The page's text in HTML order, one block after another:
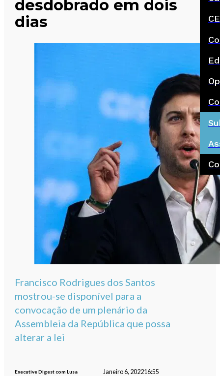
desdobrado em dois
dias
Francisco Rodrigues dos Santos
mostrou-se disponível para a
convocação de um plenário da
Assembleia da República que possa
alterar a lei
Executive Digest com Lusa Janeiro 6, 202216:55